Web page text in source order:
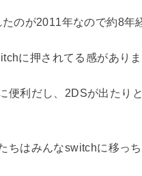
のが2011年なので約8年
に押されてる感がありま
便利だし、2DSが出たり
ちはみんなswitchに移っ